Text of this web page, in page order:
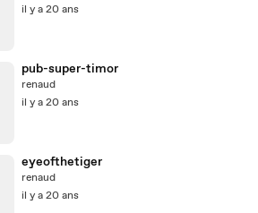
il y a 20 ans
pub-super-timor
renaud
il y a 20 ans
eyeofthetiger
renaud
il y a 20 ans